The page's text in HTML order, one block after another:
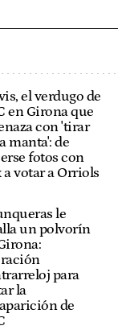
el verdugo de
en Girona que
con 'tirar
manta': de
fotos con
a votar a Orriols
le
un polvorín
para
la
de